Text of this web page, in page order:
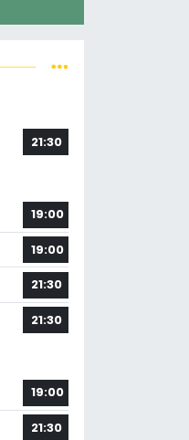
21:30
19:00
19:00
21:30
21:30
19:00
21:30